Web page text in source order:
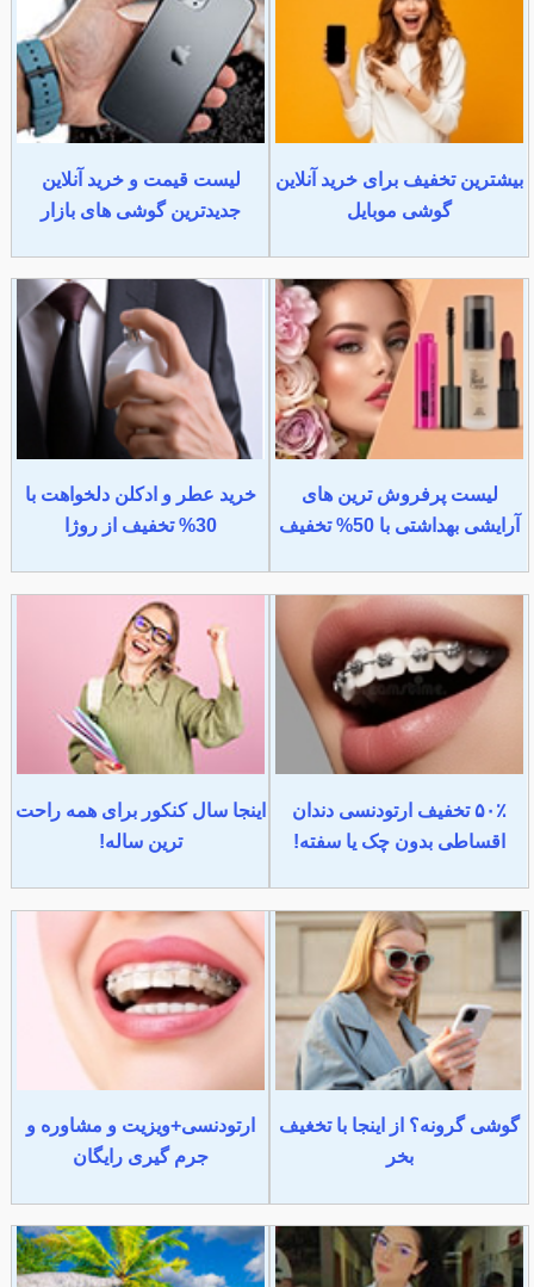
بیشترین تخفیف برای خرید آنلاین
گوشی موبایل
لیست قیمت و خرید آنلاین
جدیدترین گوشی های بازار
لیست پرفروش ترین های
آرایشی بهداشتی با 50% تخفیف
خرید عطر و ادکلن دلخواهت با
30% تخفیف از روژا
۵۰٪ تخفیف ارتودنسی دندان
اقساطی بدون چک یا سفته!
اینجا سال کنکور برای همه راحت
ترین ساله!
گوشی گرونه؟ از اینجا با تخغیف
بخر
ارتودنسی+ویزیت و مشاوره و
جرم گیری رایگان